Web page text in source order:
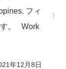
フィ
す。 Work
年12月8日